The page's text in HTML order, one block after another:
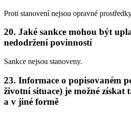
Proti stanovení nejsou opravné
20. Jaké sankce mohou být
nedodržení povinností
Sankce nejsou stanoveny.
23. Informace o popisovaném
životní situace) je možné získat
a v jiné formě